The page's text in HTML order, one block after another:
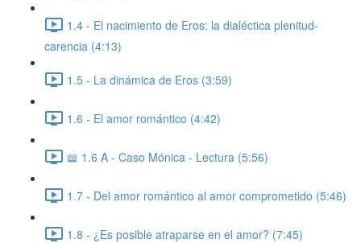
1.4 - El nacimiento de Eros: la dialéctica plenitud-
carencia (4:13)
1.5 - La dinámica de Eros (3:59)
1.6 - El amor romántico (4:42)
📖 1.6 A - Caso Mónica - Lectura (5:56)
1.7 - Del amor romántico al amor comprometido (5:46)
1.8 - ¿Es posible atraparse en el amor? (7:45)